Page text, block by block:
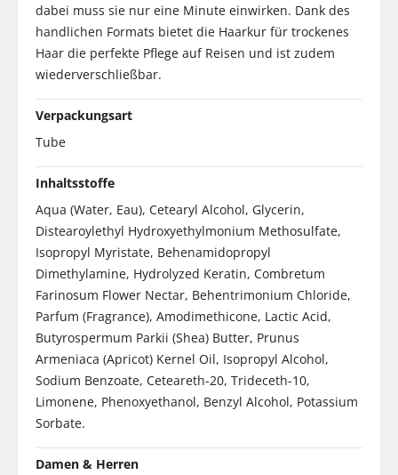
dabei muss sie nur eine Minute einwirken. Dank des
handlichen Formats bietet die Haarkur für trockenes
Haar die perfekte Pflege auf Reisen und ist zudem
wiederverschließbar.
Verpackungsart
Tube
Inhaltsstoffe
Aqua (Water, Eau), Cetearyl Alcohol, Glycerin,
Distearoylethyl Hydroxyethylmonium Methosulfate,
Isopropyl Myristate, Behenamidopropyl
Dimethylamine, Hydrolyzed Keratin, Combretum
Farinosum Flower Nectar, Behentrimonium Chloride,
Parfum (Fragrance), Amodimethicone, Lactic Acid,
Butyrospermum Parkii (Shea) Butter, Prunus
Armeniaca (Apricot) Kernel Oil, Isopropyl Alcohol,
Sodium Benzoate, Ceteareth-20, Trideceth-10,
Limonene, Phenoxyethanol, Benzyl Alcohol, Potassium
Sorbate.
Damen & Herren